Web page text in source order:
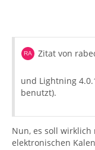
Zitat von
und Lightning
benutzt).
Nun, es soll wirklich
elektronischen